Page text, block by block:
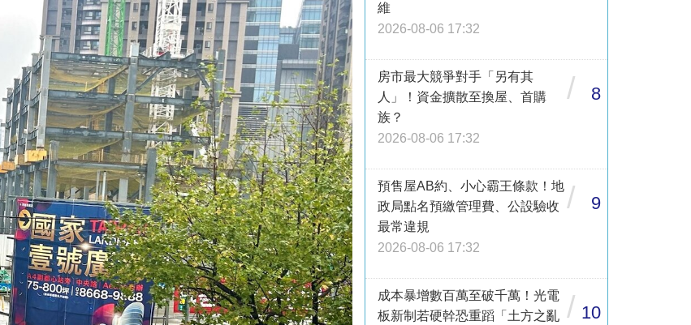
維
2026-08-06 17:32
房市最大競爭對手「另有其
人」！資金擴散至換屋、首購
族？
2026-08-06 17:32
/ 8
預售屋AB約、小心霸王條款！地
政局點名預繳管理費、公設驗收
最常違規
2026-08-06 17:32
/ 9
成本暴增數百萬至破千萬！光電
板新制若硬幹恐重蹈「土方之亂 / 10